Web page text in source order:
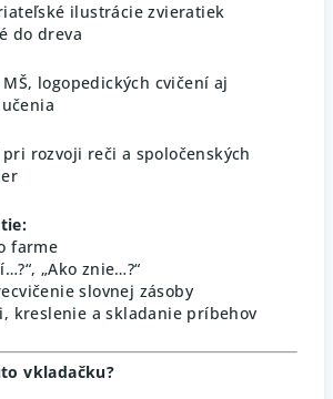
ilustrácie zvieratiek
do dreva
logopedických cvičení aj
pri rozvoji reči a spoločenských
farme
„Ako znie…?“
slovnej zásoby
kreslenie a skladanie príbehov
vkladačku?